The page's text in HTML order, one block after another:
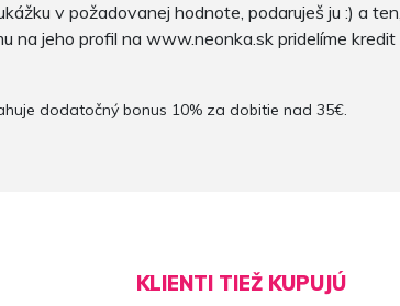
v požadovanej hodnote, podaruješ ju :) a
na jeho profil na www.neonka.sk pridelíme
dodatočný bonus 10% za dobitie nad 35€.
KLIENTI TIEŽ KUPUJÚ